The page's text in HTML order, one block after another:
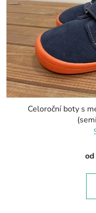
Celoroční boty s
od